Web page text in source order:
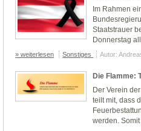
Im Rahmen
Staatstrauer
Donnerstag
» weiterlesen Sonstiges Autor:
Die Flamme:
Der Verein
teilt mit, dass
werden. Somit